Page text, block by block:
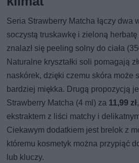
Seria Strawberry Matcha łączy dwa
soczystą truskawkę i zieloną
znalazł się peeling solny do ciała
Naturalne kryształki soli pomagają
naskórek, dzięki czemu skóra może
bardziej miękka. Drugą propozycją
Strawberry Matcha (4 ml) za 11,99 zł
ekstraktem z liści matchy i
Ciekawym dodatkiem jest brelok z
któremu kosmetyk można przypiąć
lub kluczy.